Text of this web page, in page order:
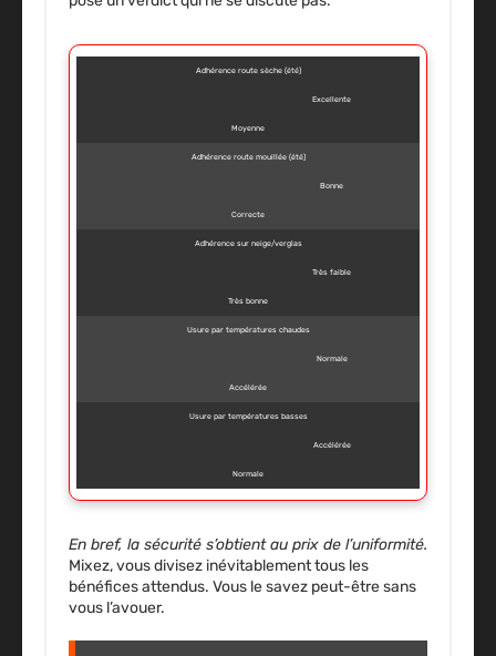
Adhérence route sèche (été)
Excellente
Moyenne
Adhérence route mouillée (été)
Bonne
Correcte
Adhérence sur neige/verglas
Très faible
Très bonne
Usure par températures chaudes
Normale
Accélérée
Usure par températures basses
Accélérée
Normale
En bref, la sécurité s’obtient au prix de l’uniformité.
Mixez, vous divisez inévitablement tous les
bénéfices attendus. Vous le savez peut-être sans
vous l’avouer.